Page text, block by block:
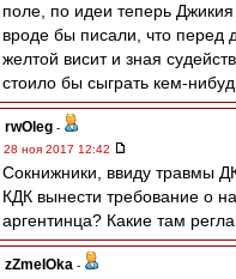
поле, по идеи теперь
вроде бы писали, что перед
желтой висит и зная
стоило бы сыграть кем-
rwOleg -
28 ноя 2017 12:42
Сокнижники, ввиду травмы
КДК вынести требование о
аргентинца? Какие там
zZmeIOka -